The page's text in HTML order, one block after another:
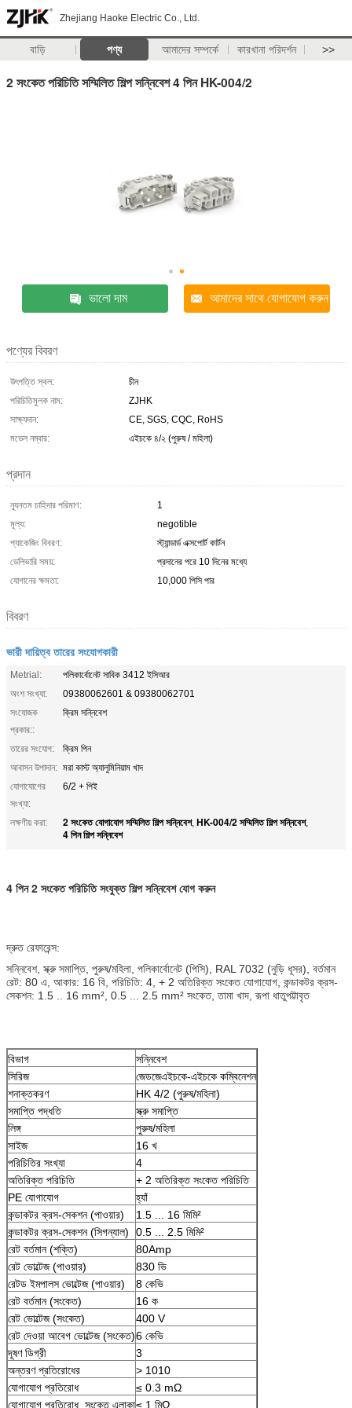
Zhejiang Haoke Electric Co., Ltd.
বাড়ি পণ্য আমাদের সম্পর্কে কারখানা পরিদর্শন >>
2 সংকেত পরিচিতি সম্মিলিত শিল্প সন্নিবেশ 4 পিন HK-004/2
ভালো দাম আমাদের সাথে যোগাযোগ করুন
পণ্যের বিবরণ
উৎপত্তি স্থল:
চীন
পরিচিতিমুলক নাম:
ZJHK
সাক্ষ্যদান:
CE, SGS, CQC, RoHS
মডেল নম্বার:
এইচকে ৪/২ (পুরুষ / মহিলা)
প্রদান
ন্যূনতম চাহিদার পরিমাণ:
1
মূল্য:
negotible
প্যাকেজিং বিবরণ:
স্ট্যান্ডার্ড এক্সপোর্ট কার্টন
ডেলিভারি সময়:
প্রদানের পরে 10 দিনের মধ্যে
যোগানের ক্ষমতা:
10,000 পিসি পার
বিবরণ
ভারী দায়িত্ব তারের সংযোগকারী
Metrial:
পলিকার্বোনেট সাবিক 3412 ইসিআর
অংশ সংখ্যা:
09380062601 & 09380062701
সংযোজক
প্রকার::
ক্রিম সন্নিবেশ
তারের সংযোগ:
ক্রিম পিন
আবাসন উপাদান: মরা কাস্ট অ্যালুমিনিয়াম খাদ
যোগাযোগের
সংখ্যা:
6/2 + পিই
লক্ষণীয় করা: 2 সংকেত যোগাযোগ সম্মিলিত শিল্প সন্নিবেশ, HK-004/2 সম্মিলিত শিল্প সন্নিবেশ,
4 পিন শিল্প সন্নিবেশ
4 পিন 2 সংকেত পরিচিতি সংযুক্ত শিল্প সন্নিবেশ যোগ করুন
দ্রুত রেফারেন্স:
সন্নিবেশ, স্ক্রু সমাপ্তি, পুরুষ/মহিলা, পলিকার্বোনেট (পিসি), RAL 7032 (নুড়ি ধূসর), বর্তমান
রেট: ‌80 এ, আকার: 16 বি, পরিচিতি: 4, + 2 অতিরিক্ত সংকেত যোগাযোগ, কন্ডাকটর ক্রস-
সেকশন: 1.5 .. 16 mm², 0.5 ... 2.5 mm² সংকেত, তামা খাদ, রূপা ধাতুপট্টাবৃত
বিভাগ
সন্নিবেশ
সিরিজ
জেডজেএইচকে-এইচকে কম্বিনেশন
শনাক্তকরণ
HK 4/2 (পুরুষ/মহিলা)
সমাপ্তি পদ্ধতি
স্ক্রু সমাপ্তি
লিঙ্গ
পুরুষ/মহিলা
সাইজ
16 খ
পরিচিতির সংখ্যা
4
অতিরিক্ত পরিচিতি
+ 2 অতিরিক্ত সংকেত পরিচিতি
PE যোগাযোগ
হ্যাঁ
কন্ডাকটর ক্রস-সেকশন (পাওয়ার)
1.5 ... 16 মিমি²
কন্ডাকটর ক্রস-সেকশন (সিগন্যাল)
0.5 ... 2.5 মিমি²
রেট বর্তমান (শক্তি)
80Amp
রেট ভোল্টেজ (পাওয়ার)
830 ভি
রেটড ইমপালস ভোল্টেজ (পাওয়ার)
8 কেভি
রেট বর্তমান (সংকেত)
16 ক
রেট ভোল্টেজ (সংকেত)
400 V
রেট দেওয়া আবেগ ভোল্টেজ (সংকেত)6 কেভি
দূষণ ডিগ্রী
3
অন্তরণ প্রতিরোধের
> 1010
যোগাযোগ প্রতিরোধ
≤ 0.3 mΩ
যোগাযোগ প্রতিরোধ, সংকেত এলাকা≤ 1 মিΩ